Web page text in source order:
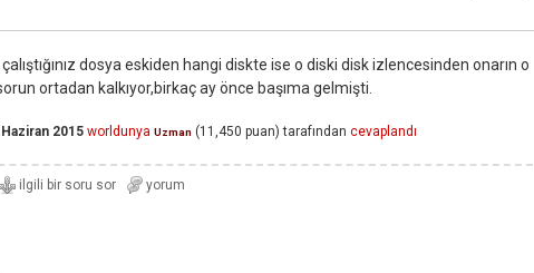
dosya eskiden hangi diskte ise o diski disk izlencesinden onarın o
ortadan kalkıyor,birkaç ay önce başıma gelmişti.
2015 worldunya Uzman (11,450 puan) tarafından cevaplandı